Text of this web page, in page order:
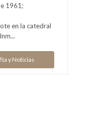
1961;
en la catedral
y Noticias